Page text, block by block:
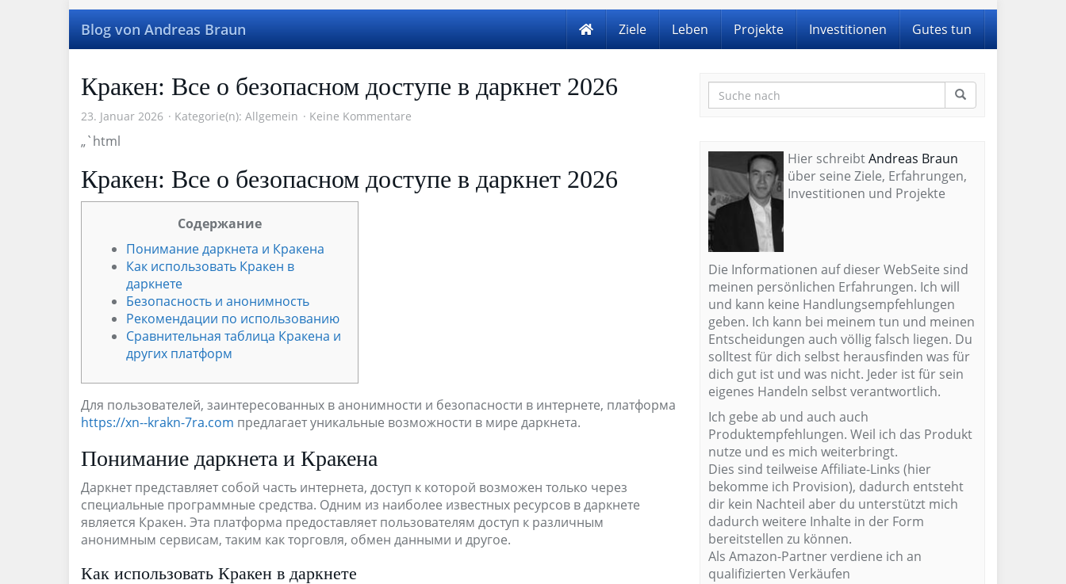
Blog von Andreas Braun Ziele Leben Projekte Investitionen Gutes tun
Кракен: Все о безопасном доступе в даркнет 2026
23. Januar 2026 Kategorie(n): Allgemein Keine Kommentare
„`html
Кракен: Все о безопасном доступе в даркнет 2026
Содержание
Понимание даркнета и Кракена
Как использовать Кракен в
даркнете
Безопасность и анонимность
Рекомендации по использованию
Сравнительная таблица Кракена и
других платформ
Для пользователей, заинтересованных в анонимности и безопасности в интернете, платформа
https://xn--krakn-7ra.com предлагает уникальные возможности в мире даркнета.
Понимание даркнета и Кракена
Даркнет представляет собой часть интернета, доступ к которой возможен только через
специальные программные средства. Одним из наиболее известных ресурсов в даркнете
является Кракен. Эта платформа предоставляет пользователям доступ к различным
анонимным сервисам, таким как торговля, обмен данными и другое.
Как использовать Кракен в даркнете
Hier schreibtAndreas Braun
über seine Ziele, Erfahrungen,
Investitionen und Projekte
Die Informationen auf dieser WebSeite sind
meinen persönlichen Erfahrungen. Ich will
und kann keine Handlungsempfehlungen
geben. Ich kann bei meinem tun und meinen
Entscheidungen auch völlig falsch liegen. Du
solltest für dich selbst herausfinden was für
dich gut ist und was nicht. Jeder ist für sein
eigenes Handeln selbst verantwortlich.
Ich gebe ab und auch auch
Produktempfehlungen. Weil ich das Produkt
nutze und es mich weiterbringt.
Dies sind teilweise Affiliate-Links (hier
bekomme ich Provision), dadurch entsteht
dir kein Nachteil aber du unterstützt mich
dadurch weitere Inhalte in der Form
bereitstellen zu können.
Als Amazon-Partner verdiene ich an
qualifizierten Verkäufen